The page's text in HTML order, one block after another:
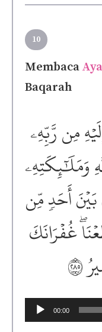
10
Membaca
Baqarah
مِن رَّبِّهِۦ
وَمَلَٰٓئِكَتِهِۦ
بَيۡنَ أَحَدٖ مِّن
غُفۡرَانَكَ
٢٨٥
Audio
Player
00:00